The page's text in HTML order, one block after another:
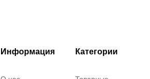
Информация Категории